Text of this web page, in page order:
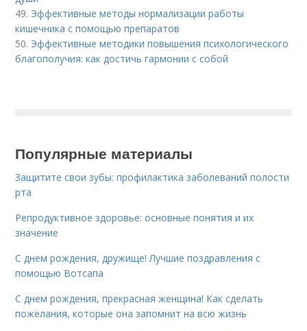
49. Эффективные методы нормализации работы
кишечника с помощью препаратов
50. Эффективные методики повышения психологического
благополучия: как достичь гармонии с собой
Популярные материалы
Защитите свои зубы: профилактика заболеваний полости
рта
Репродуктивное здоровье: основные понятия и их
значение
С днем рождения, дружище! Лучшие поздравления с
помощью Вотсапа
С днем рождения, прекрасная женщина! Как сделать
пожелания, которые она запомнит на всю жизнь